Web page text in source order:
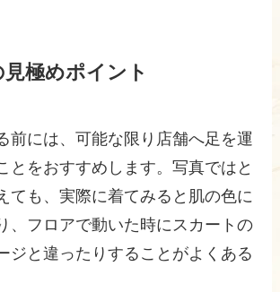
極めポイント
前には、可能な限り店舗へ足を運
とをおすすめします。写真ではと
ても、実際に着てみると肌の色に
、フロアで動いた時にスカートの
ジと違ったりすることがよくある